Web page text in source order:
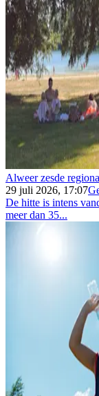
Alweer zesde
29 juli 2026, 17:07
De hitte is intens
meer dan 35...